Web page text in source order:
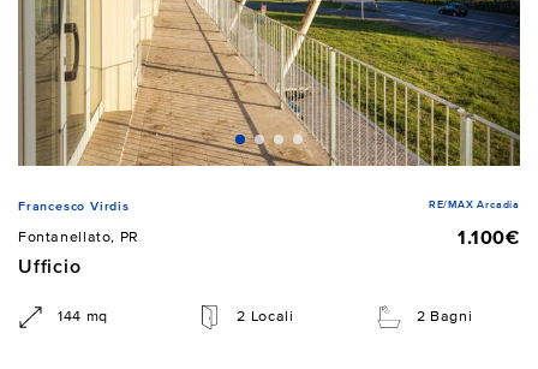
Francesco Virdis RE/MAX Arcadia
Fontanellato, PR
1.100€
Ufficio
144 mq 2 Locali 2 Bagni